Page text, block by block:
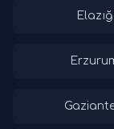
Elazığ